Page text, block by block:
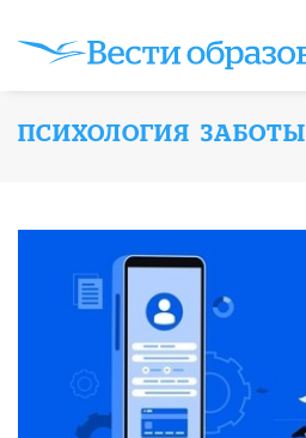
ПСИХОЛОГИЯ ЗАБОТЫ